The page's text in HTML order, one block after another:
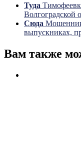
Туда
Волгоградской
Сюда
выпускниках,
Вам также